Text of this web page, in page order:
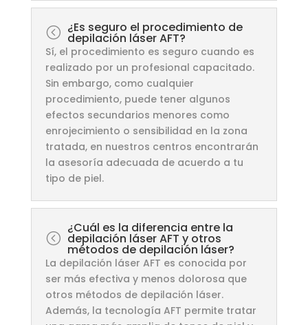
< ¿Es seguro el procedimiento de
depilación láser AFT?
Sí, el procedimiento es seguro cuando es
realizado por un profesional capacitado.
Sin embargo, como cualquier
procedimiento, puede tener algunos
efectos secundarios menores como
enrojecimiento o sensibilidad en la zona
tratada, en nuestros centros encontrarán
la asesoría adecuada de acuerdo a tu
tipo de piel.
<
¿Cuál es la diferencia entre la
depilación láser AFT y otros
métodos de depilación láser?
La depilación láser AFT es conocida por
ser más efectiva y menos dolorosa que
otros métodos de depilación láser.
Además, la tecnología AFT permite tratar